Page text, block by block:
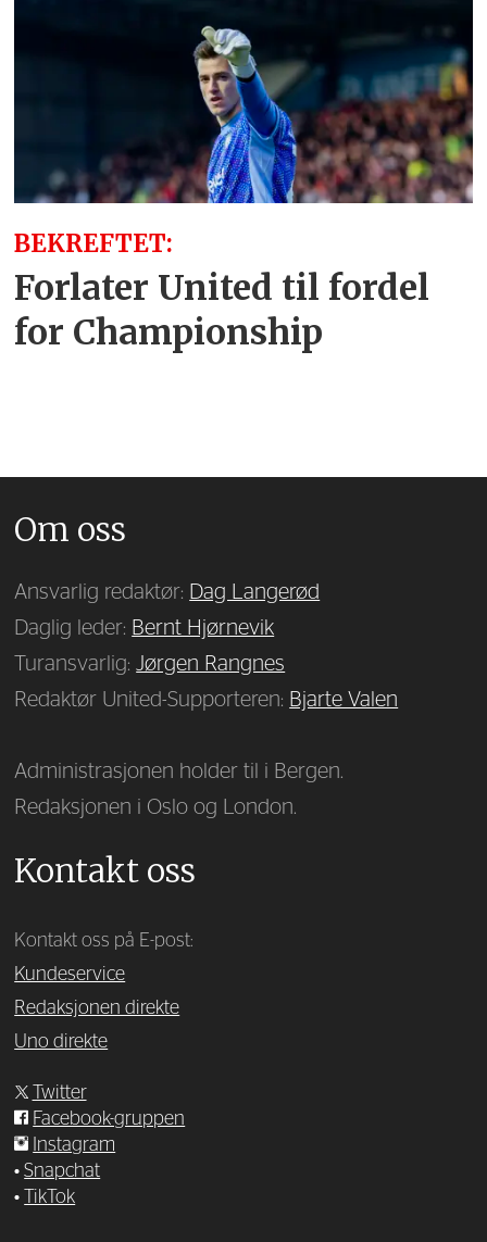
BEKREFTET:
Forlater United til fordel
for Championship
Om oss
Ansvarlig redaktør: Dag Langerød
Daglig leder: Bernt Hjørnevik
Turansvarlig:Jørgen Rangnes
Redaktør United-Supporteren: Bjarte Valen
Administrasjonen holder til i Bergen.
Redaksjonen i Oslo og London.
Kontakt oss
Kontakt oss på E-post:
Kundeservice
Redaksjonen direkte
Uno direkte
Twitter
Facebook-gruppen
Instagram
•Snapchat
•
TikTok